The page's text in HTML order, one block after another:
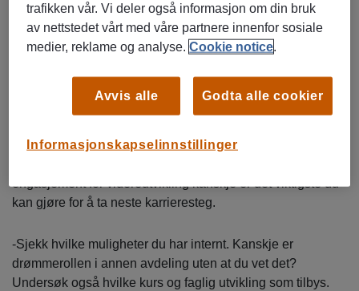
du kan utvikle deg og hvordan du kan gjøre en bedre jobb.
Har du en drømmejobb eller stilling du ønsker på sikt, er
det viktig at du gir uttrykk for dette og samtidig lager en plan
over hvilke roller og utviklingsmuligheter som finnes på sin
engasjement for videreutvikling kanskje er det viktigste du
kan gjøre for å ta neste karrieresteg.
-Sjekk hvilke muligheter du har internt. Kanskje er
drømmerollen i annen avdeling uten at du vet det?
Undersøk også hvilke kurs og faglig utvikling som tilbys.
trafikken vår. Vi deler også informasjon om din bruk
av nettstedet vårt med våre partnere innenfor sosiale
medier, reklame og analyse.Cookie notice.
Informasjonskapselinnstillinger
Avvis alle Godta alle cookier